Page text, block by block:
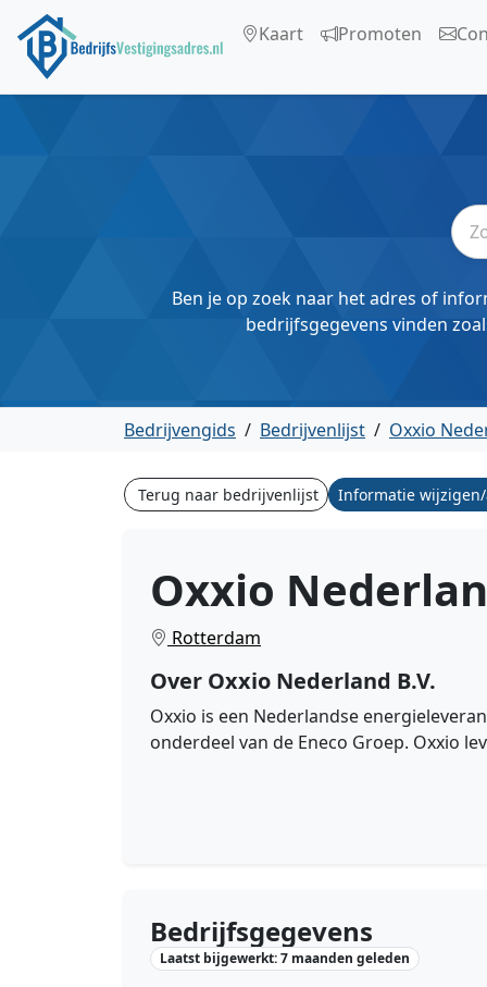
Kaart Promoten
Ben je op zoek naar het adres of
bedrijfsgegevens vinden
Bedrijvengids / Bedrijvenlijst / Oxxio
Terug naar bedrijvenlijst Informatie
Oxxio
Rotterdam
Over Oxxio Nederland B.V.
Oxxio is een Nederlandse
onderdeel van de Eneco Groep. Oxxio
Bedrijfsgegevens
Laatst bijgewerkt: 7 maanden geleden